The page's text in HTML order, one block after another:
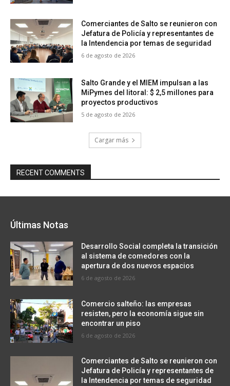
Comerciantes de Salto se reunieron con
Jefatura de Policía y representantes de
la Intendencia por temas de seguridad
6 de agosto de 2026
Salto Grande y el MIEM impulsan a las
MiPymes del litoral: $ 2,5 millones para
proyectos productivos
5 de agosto de 2026
Cargar más
RECENT COMMENTS
Últimas Notas
Desarrollo Social completa la transición
al sistema de comedores con la
apertura de dos nuevos espacios
6 de agosto de 2026
Comercio salteño: las empresas
resisten, pero la economía sigue sin
encontrar un piso
6 de agosto de 2026
Comerciantes de Salto se reunieron con
Jefatura de Policía y representantes de
la Intendencia por temas de seguridad